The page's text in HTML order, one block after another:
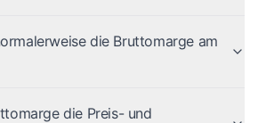
die Bruttomarge am
die Preis- und